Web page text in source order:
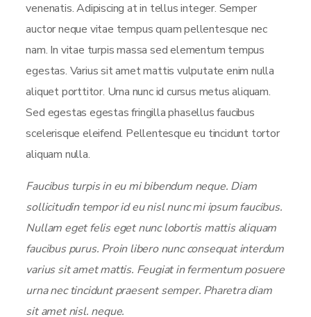
venenatis. Adipiscing at in tellus integer. Semper
auctor neque vitae tempus quam pellentesque nec
nam. In vitae turpis massa sed elementum tempus
egestas. Varius sit amet mattis vulputate enim nulla
aliquet porttitor. Urna nunc id cursus metus aliquam.
Sed egestas egestas fringilla phasellus faucibus
scelerisque eleifend. Pellentesque eu tincidunt tortor
aliquam nulla.
Faucibus turpis in eu mi bibendum neque. Diam
sollicitudin tempor id eu nisl nunc mi ipsum faucibus.
Nullam eget felis eget nunc lobortis mattis aliquam
faucibus purus. Proin libero nunc consequat interdum
varius sit amet mattis. Feugiat in fermentum posuere
urna nec tincidunt praesent semper. Pharetra diam
sit amet nisl. neque.